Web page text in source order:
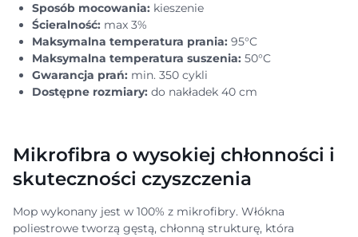
Sposób mocowania: kieszenie
Ścieralność: max 3%
Maksymalna temperatura prania: 95°C
Maksymalna temperatura suszenia: 50°C
Gwarancja prań: min. 350 cykli
Dostępne rozmiary: do nakładek 40 cm
Mikrofibra o wysokiej chłonności i
skuteczności czyszczenia
Mop wykonany jest w 100% z mikrofibry. Włókna
poliestrowe tworzą gęstą, chłonną strukturę, która